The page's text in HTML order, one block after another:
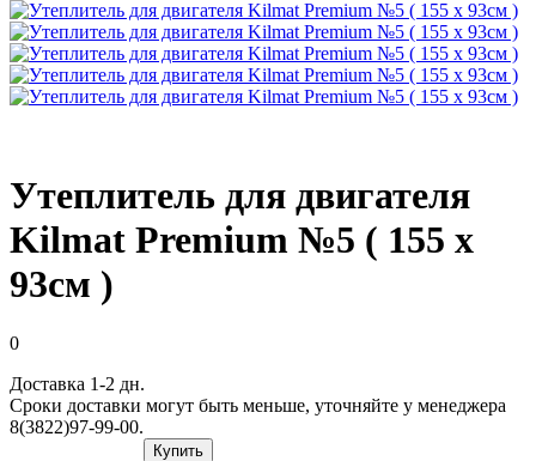
Утеплитель для двигателя
Kilmat Premium №5 ( 155 х
93см )
0
Доставка 1-2 дн.
Сроки доставки могут быть меньше, уточняйте у менеджера
8(3822)97-99-00.
Купить